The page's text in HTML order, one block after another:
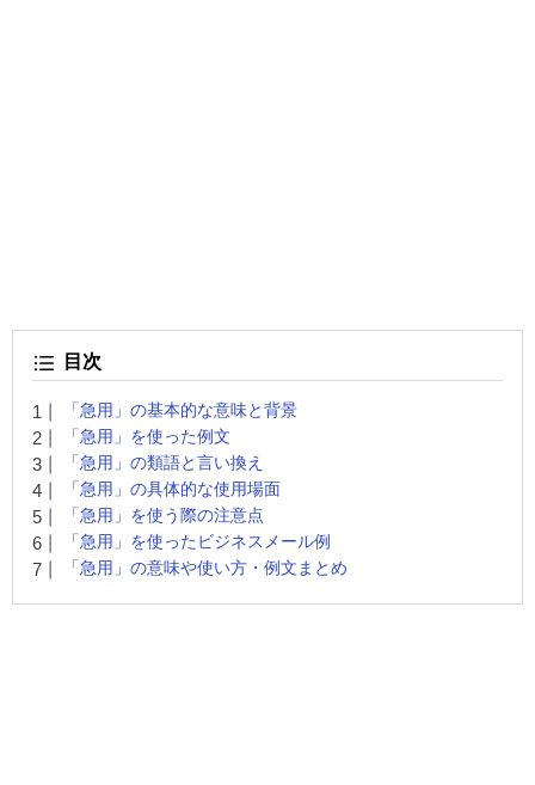
目次
「急用」の基本的な意味と背景
「急用」を使った例文
「急用」の類語と言い換え
「急用」の具体的な使用場面
「急用」を使う際の注意点
「急用」を使ったビジネスメール例
「急用」の意味や使い方・例文まとめ